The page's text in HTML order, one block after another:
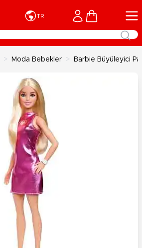
TR Cart
> Moda Bebekler > Barbie Büyüleyici